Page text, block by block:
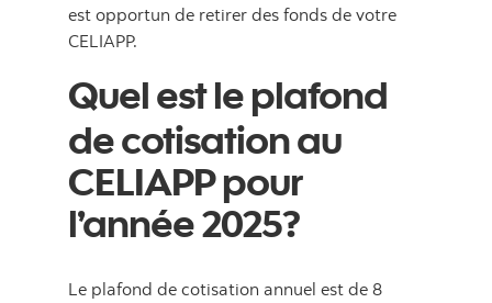
est opportun de retirer des fonds de votre
CELIAPP.
Quel est le plafond
de cotisation au
CELIAPP pour
l’année 2025?
Le plafond de cotisation annuel est de 8